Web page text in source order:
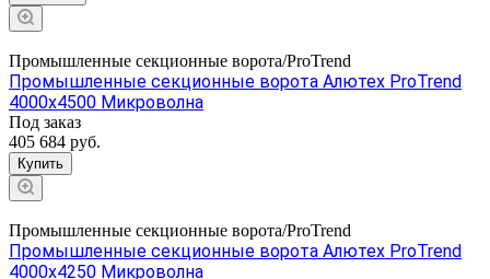
Промышленные секционные ворота/ProTrend
Промышленные секционные ворота Алютех ProTrend
4000x4500 Микроволна
Под заказ
405 684 руб.
Купить
Промышленные секционные ворота/ProTrend
Промышленные секционные ворота Алютех ProTrend
4000x4250 Микроволна